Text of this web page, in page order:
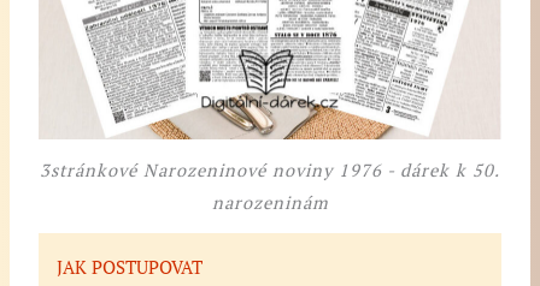
3stránkové Narozeninové noviny 1976 - dárek k 50.
narozeninám
JAK POSTUPOVAT